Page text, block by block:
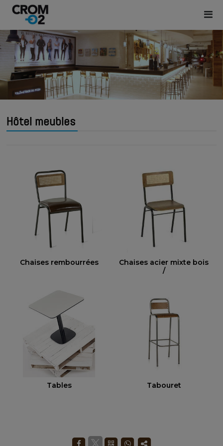
Hôtel meubles
Chaises rembourrées
Chaises acier mixte bois
/
Tables Tabouret